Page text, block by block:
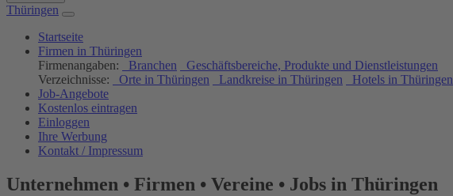
Thüringen
Startseite
Firmen in Thüringen
Firmenangaben:
Branchen
Geschäftsbereiche, Produkte und Dienstleistungen
Verzeichnisse:
Orte in Thüringen Landkreise in Thüringen
Hotels in Thüringen
Job-Angebote
Kostenlos eintragen
Einloggen
Ihre Werbung
Kontakt / Impressum
Unternehmen • Firmen • Vereine • Jobs in Thüringen